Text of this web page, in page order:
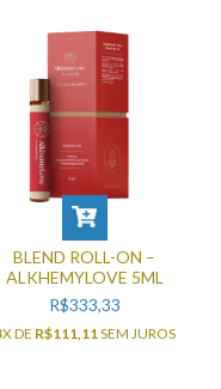
BLEND ROLL-ON –
ALKHEMYLOVE 5ML
R$333,33
X DE R$111,11 SEM JUROS